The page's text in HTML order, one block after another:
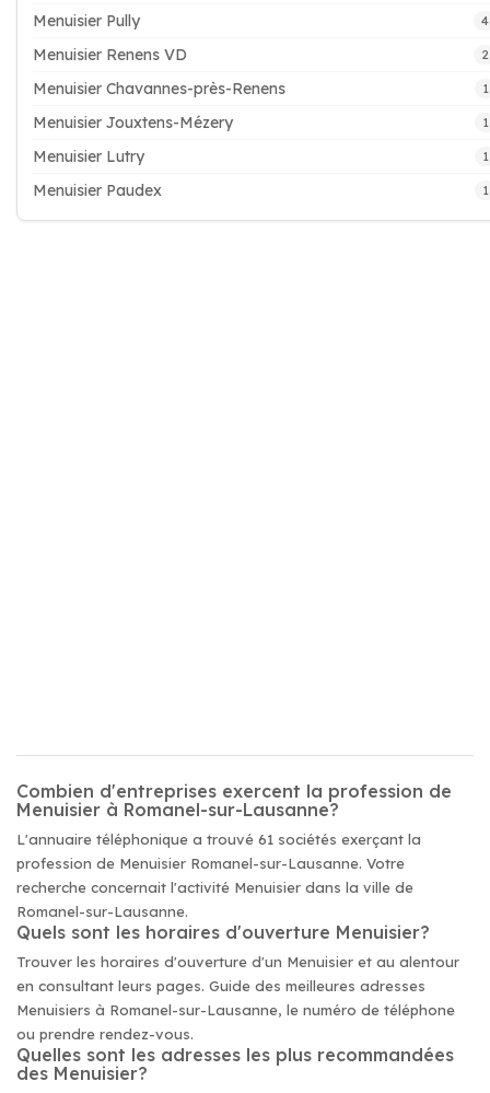
Menuisier Pully
4
Menuisier Renens VD 2
Menuisier Chavannes-près-Renens 1
Menuisier Jouxtens-Mézery 1
Menuisier Lutry 1
Menuisier Paudex 1
Combien d'entreprises exercent la profession de
Menuisier à Romanel-sur-Lausanne?
L'annuaire téléphonique a trouvé 61 sociétés exerçant la
profession de Menuisier Romanel-sur-Lausanne. Votre
recherche concernait l'activité Menuisier dans la ville de
Romanel-sur-Lausanne.
Quels sont les horaires d'ouverture Menuisier?
Trouver les horaires d'ouverture d'un Menuisier et au alentour
en consultant leurs pages. Guide des meilleures adresses
Menuisiers à Romanel-sur-Lausanne, le numéro de téléphone
ou prendre rendez-vous.
Quelles sont les adresses les plus recommandées
des Menuisier?